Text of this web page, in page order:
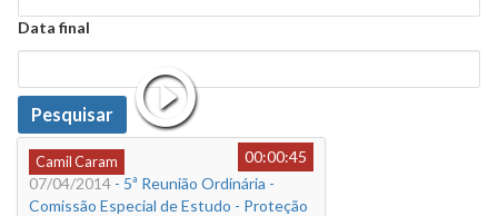
Data
Data final
Data
Pesquisar
Camil Caram
00:00:45
07/04/2014 - 5ª Reunião Ordinária -
Comissão Especial de Estudo - Proteção